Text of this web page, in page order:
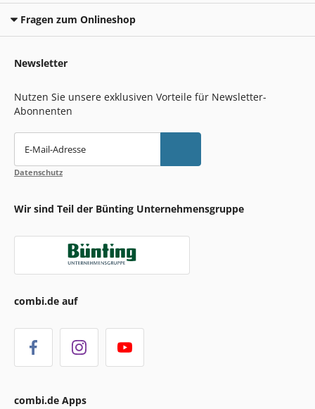
Fragen zum Onlineshop
Newsletter
Nutzen Sie unsere exklusiven Vorteile für Newsletter-
Abonnenten
E-Mail-Adresse
Datenschutz
Wir sind Teil der Bünting Unternehmensgruppe
combi.de auf
combi.de Apps